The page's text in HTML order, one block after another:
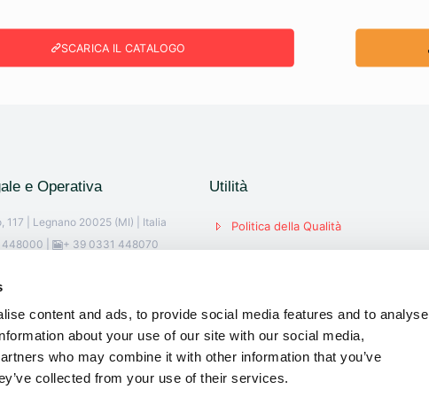
content and ads, to provide social media features and to analyse
about your use of our site with our social media,
who may combine it with other information that you’ve
collected from your use of their services.
SCARICA IL CATALOGO
e Operativa
117 | Legnano 20025 (MI) | Italia
448000
+ 39 0331 448070
| R.E.A. 1373315 |
i.v. |
Utilità
Politica della Qualità
Dichiarazione RoHS